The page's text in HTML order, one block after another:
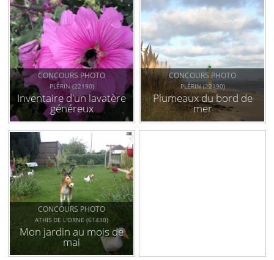
CONCOURS PHOTO
PLÉRIN (22190)
Inventaire d'un lavatère
généreux
CONCOURS PHOTO
PLÉRIN (22190)
Plumeaux du bord de
mer
CONCOURS PHOTO
ATHIS DE L'ORNE (61430)
Mon jardin au mois de
mai